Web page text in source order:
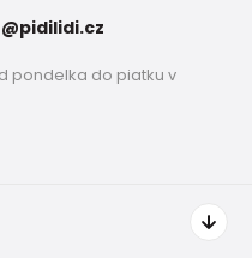
pondelka do piatku v